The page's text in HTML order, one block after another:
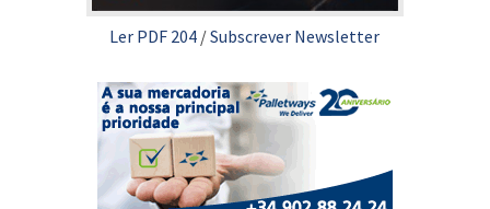
Ler PDF 204 /Subscrever Newsletter